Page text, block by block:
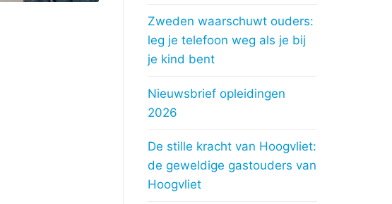
Zweden waarschuwt ouders:
leg je telefoon weg als je bij
je kind bent
Nieuwsbrief opleidingen
2026
De stille kracht van Hoogvliet:
de geweldige gastouders van
Hoogvliet